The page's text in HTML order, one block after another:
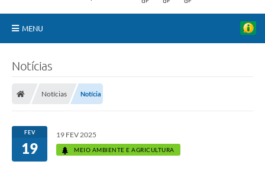
MENU
Portal da Transparência
Turismo
Notícias
Notícias Notícia
FEV
19
19 FEV 2025
MEIO AMBIENTE E AGRICULTURA